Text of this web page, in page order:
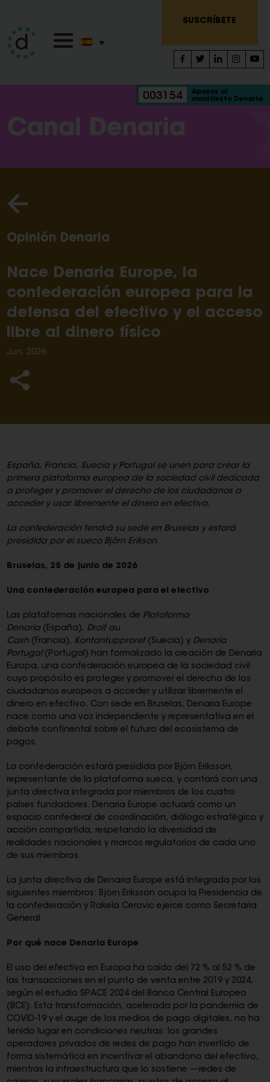
SUSCRÍBETE
003154
Apoyos al
manifiesto Denaria
Canal Denaria
Opinión Denaria
Nace Denaria Europe, la
confederación europea para la
defensa del efectivo y el acceso
libre al dinero físico
Jun, 2026
España, Francia, Suecia y Portugal se unen para crear la
primera plataforma europea de la sociedad civil dedicada
a proteger y promover el derecho de los ciudadanos a
acceder y usar libremente el dinero en efectivo.
La confederación tendrá su sede en Bruselas y estará
presidida por el sueco Björn Erikson.
Bruselas, 25 de junio de 2026
Una confederación europea para el efectivo
Las plataformas nacionales de Plataforma
Denaria(España), Droit au
Cash(Francia), Kontantupproret(Suecia) y Denaria
Portugal(Portugal) han formalizado la creación de Denaria
Europa, una confederación europea de la sociedad civil
cuyo propósito es proteger y promover el derecho de los
ciudadanos europeos a acceder y utilizar libremente el
dinero en efectivo. Con sede en Bruselas, Denaria Europe
nace como una voz independiente y representativa en el
debate continental sobre el futuro del ecosistema de
pagos.
La confederación estará presidida por Björn Eriksson,
representante de la plataforma sueca, y contará con una
junta directiva integrada por miembros de los cuatro
países fundadores. Denaria Europe actuará como un
espacio confederal de coordinación, diálogo estratégico y
acción compartida, respetando la diversidad de
realidades nacionales y marcos regulatorios de cada uno
de sus miembros.
La junta directiva de Denaria Europe está integrada por los
siguientes miembros: Björn Eriksson ocupa la Presidencia de
la confederación y Rakela Cerovic ejerce como Secretaria
General.
Por qué nace Denaria Europe
El uso del efectivo en Europa ha caído del 72 % al 52 % de
las transacciones en el punto de venta entre 2019 y 2024,
según el estudio SPACE 2024 del Banco Central Europeo
(BCE). Esta transformación, acelerada por la pandemia de
COVID-19 y el auge de los medios de pago digitales, no ha
tenido lugar en condiciones neutras: los grandes
operadores privados de redes de pago han invertido de
forma sistemática en incentivar el abandono del efectivo,
mientras la infraestructura que lo sostiene —redes de